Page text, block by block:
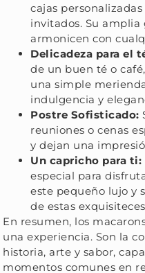
cajas
invitados. Su
armonicen con
Delicadeza para el
de un buen té o
una simple
indulgencia y
Postre Sofisticado:
reuniones o cenas
y dejan una
Un capricho para ti:
especial para
este pequeño lujo y
de estas
En resumen, los
una experiencia. Son la
historia, arte y sabor,
momentos comunes en